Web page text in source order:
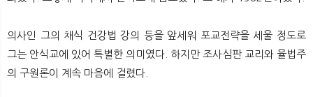
의사인 그의 채식 건강법 강의 등을 앞세워 포교전략을 세울 정도로
그는 안식교에 있어 특별한 의미였다. 하지만 조사심판 교리와 율법주
의 구원론이 계속 마음에 걸렸다.